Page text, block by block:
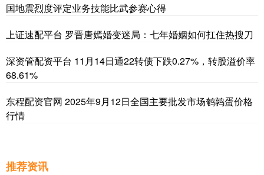
国地震烈度评定业务技能比武参赛心得
上证速配平台 罗晋唐嫣婚变迷局：七年婚姻如何扛住热搜刀
深资管配资平台 11月14日通22转债下跌0.27%，转股溢价率
68.61%
东程配资官网 2025年9月12日全国主要批发市场鹌鹑蛋价格
行情
推荐资讯